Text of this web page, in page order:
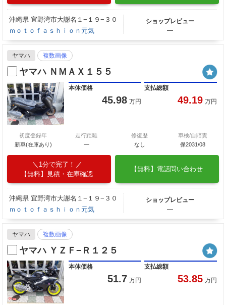
沖縄県 宜野湾市大謝名１−１９−３０
ｍｏｔｏｆａｓｈｉｏｎ元気
ショップレビュー
―
ヤマハ 複数画像
ヤマハ ＮＭＡＸ１５５
本体価格
45.98 万円
支払総額
49.19 万円
初度登録年
新車(在庫あり)
走行距離
―
修復歴
なし
車検/自賠責
保2031/08
1分で完了！
【無料】見積・在庫確認
【無料】電話問い合わせ
沖縄県 宜野湾市大謝名１−１９−３０
ｍｏｔｏｆａｓｈｉｏｎ元気
ショップレビュー
―
ヤマハ 複数画像
ヤマハ ＹＺＦ−Ｒ１２５
本体価格
51.7 万円
支払総額
53.85 万円